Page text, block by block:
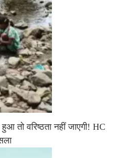
तो वरिष्ठता नहीं जाएगी! HC